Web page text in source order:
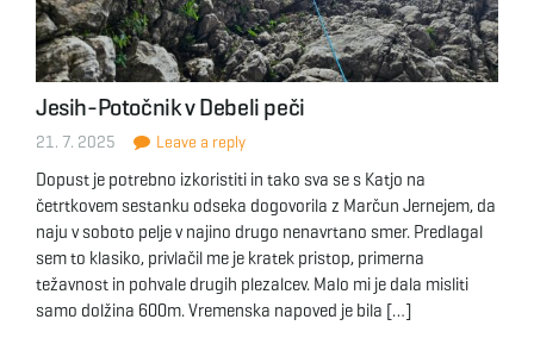
Jesih-Potočnik v Debeli peči
21. 7. 2025 Leave a reply
Dopust je potrebno izkoristiti in tako sva se s Katjo na
četrtkovem sestanku odseka dogovorila z Marčun Jernejem, da
naju v soboto pelje v najino drugo nenavrtano smer. Predlagal
sem to klasiko, privlačil me je kratek pristop, primerna
težavnost in pohvale drugih plezalcev. Malo mi je dala misliti
samo dolžina 600m. Vremenska napoved je bila […]